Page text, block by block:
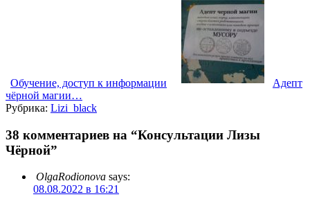
Обучение, доступ к информации
Адепт
чёрной магии…
Рубрика: Lizi_black
38 комментариев на “Консультации Лизы
Чёрной”
OlgaRodionova says:
08.08.2022 в 16:21